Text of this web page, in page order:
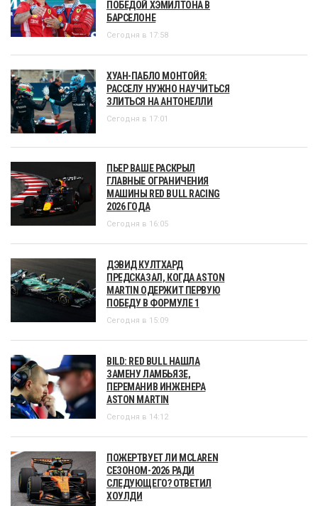
ПОБЕДОЙ ХЭМИЛТОНА В
БАРСЕЛОНЕ
Сегодня в 17:58
ХУАН-ПАБЛО МОНТОЙЯ:
РАССЕЛУ НУЖНО НАУЧИТЬСЯ
ЗЛИТЬСЯ НА АНТОНЕЛЛИ
Сегодня в 17:01
ПЬЕР ВАШЕ РАСКРЫЛ
ГЛАВНЫЕ ОГРАНИЧЕНИЯ
МАШИНЫ RED BULL RACING
2026 ГОДА
Сегодня в 16:05
ДЭВИД КУЛТХАРД
ПРЕДСКАЗАЛ, КОГДА ASTON
MARTIN ОДЕРЖИТ ПЕРВУЮ
ПОБЕДУ В ФОРМУЛЕ 1
Сегодня в 15:09
BILD: RED BULL НАШЛА
ЗАМЕНУ ЛАМБЬЯЗЕ,
ПЕРЕМАНИВ ИНЖЕНЕРА
ASTON MARTIN
Сегодня в 14:12
ПОЖЕРТВУЕТ ЛИ MCLAREN
СЕЗОНОМ-2026 РАДИ
СЛЕДУЮЩЕГО? ОТВЕТИЛ
ХОУЛДИ